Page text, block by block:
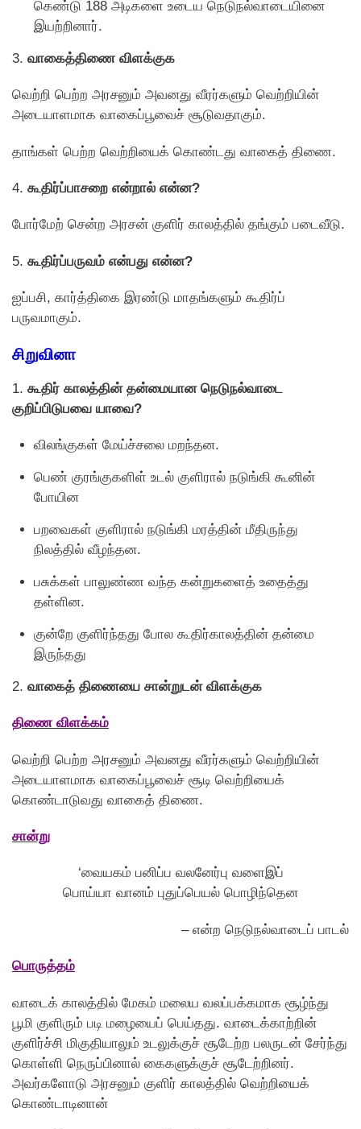
கெண்டு 188 அடிகளை உடைய நெடுநல்வாடையினை
இயற்றினார்.
3. வாகைத்திணை விளக்குக
வெற்றி பெற்ற அரசனும் அவனது வீரர்களும் வெற்றியின்
அடையாளமாக வாகைப்பூவைச் சூடுவதாகும்.
தாங்கள் பெற்ற வெற்றியைக் கொண்டது வாகைத் திணை.
4. கூதிர்ப்பாசறை என்றால் என்ன?
போர்மேற் சென்ற அரசன் குளிர் காலத்தில் தங்கும் படைவீடு.
5. கூதிர்ப்பருவம் என்பது என்ன?
ஐப்பசி, கார்த்திகை இரண்டு மாதங்களும் கூதிர்ப்
பருவமாகும்.
சிறுவினா
1. கூதிர் காலத்தின் தன்மையான நெடுநல்வாடை
குறிப்பிடுபவை யாவை?
விலங்குகள் மேய்ச்சலை மறந்தன.
பெண் குரங்குகளிள் உடல் குளிரால் நடுங்கி கூனின்
போயின
பறவைகள் குளிரால் நடுங்கி மரத்தின் மீதிருந்து
நிலத்தில் வீழந்தன.
பசுக்கள் பாலுண்ண வந்த கன்றுகளைத் உதைத்து
தள்ளின.
குன்றே குளிர்ந்தது போல கூதிர்காலத்தின் தன்மை
இருந்தது
2. வாகைத் திணையை சான்றுடன் விளக்குக
திணை விளக்கம்
வெற்றி பெற்ற அரசனும் அவனது வீரர்களும் வெற்றியின்
அடையாளமாக வாகைப்பூவைச் சூடி வெற்றியைக்
கொண்டாடுவது வாகைத் திணை.
சான்று
‘வையகம் பனிப்ப வலனேர்பு வளைஇப்
பொய்யா வானம் புதுப்பெயல் பொழிந்தென
– என்ற நெடுநல்வாடைப் பாடல்
பொருத்தம்
வாடைக் காலத்தில் மேகம் மலைய வலப்பக்கமாக சூழ்ந்து
பூமி குளிரும் படி மழையைப் பெய்தது. வாடைக்காற்றின்
குளிர்ச்சி மிகுதியாலும் உடலுக்குச் சூடேற்ற பலருடன் சேர்ந்து
கொள்ளி நெருப்பினால் கைகளுக்குச் சூடேற்றினர்.
அவர்களோடு அரசனும் குளிர் காலத்தில் வெற்றியைக்
கொண்டாடினான்